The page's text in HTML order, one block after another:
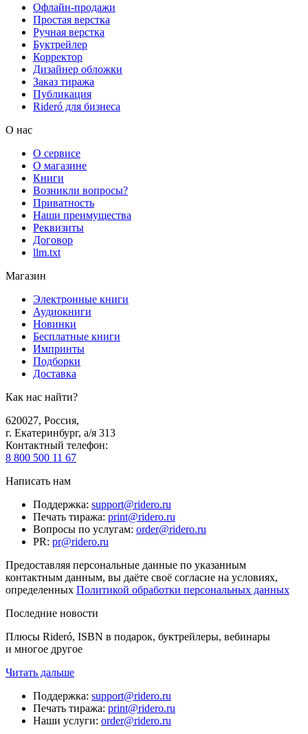
Офлайн-продажи
Простая верстка
Ручная верстка
Буктрейлер
Корректор
Дизайнер обложки
Заказ тиража
Публикация
Rideró для бизнеса
О нас
О сервисе
О магазине
Книги
Возникли вопросы?
Приватность
Наши преимущества
Реквизиты
Договор
llm.txt
Магазин
Электронные книги
Аудиокниги
Новинки
Бесплатные книги
Импринты
Подборки
Доставка
Как нас найти?
620027, Россия,
г. Екатеринбург, а/я 313
Контактный телефон:
8 800 500 11 67
Написать нам
Поддержка: support@ridero.ru
Печать тиража: print@ridero.ru
Вопросы по услугам: order@ridero.ru
PR: pr@ridero.ru
Предоставляя персональные данные по указанным
контактным данным, вы даёте своё согласие на условиях,
определенных Политикой обработки персональных данных
Последние новости
Плюсы Rideró, ISBN в подарок, буктрейлеры, вебинары
и многое другое
Читать дальше
Поддержка: support@ridero.ru
Печать тиража: print@ridero.ru
Наши услуги: order@ridero.ru